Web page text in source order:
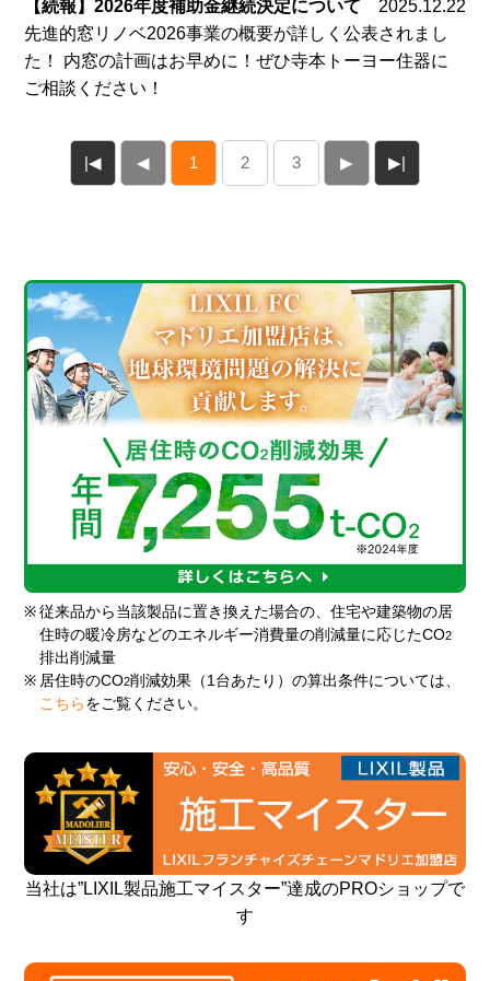
【続報】2026年度補助金継続決定について
2025.12.22
先進的窓リノベ2026事業の概要が詳しく公表されまし
た！ 内窓の計画はお早めに！ぜひ寺本トーヨー住器に
ご相談ください！
|◀ ◀ 1 2 3 ▶ ▶|
※ 従来品から当該製品に置き換えた場合の、住宅や建築物の居
住時の暖冷房などのエネルギー消費量の削減量に応じたCO2
排出削減量
※ 居住時のCO2削減効果（1台あたり）の算出条件については、
こちら をご覧ください。
当社は”LIXIL製品施工マイスター”達成のPROショップで
す